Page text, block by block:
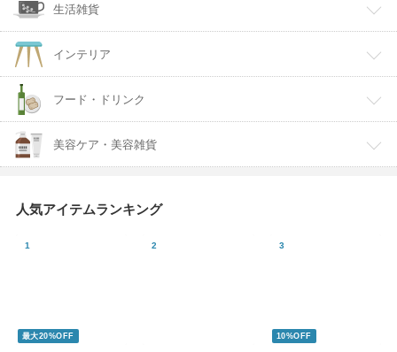
生活雑貨
インテリア
フード・ドリンク
美容ケア・美容雑貨
人気アイテムランキング
最大20%OFF 10%OFF